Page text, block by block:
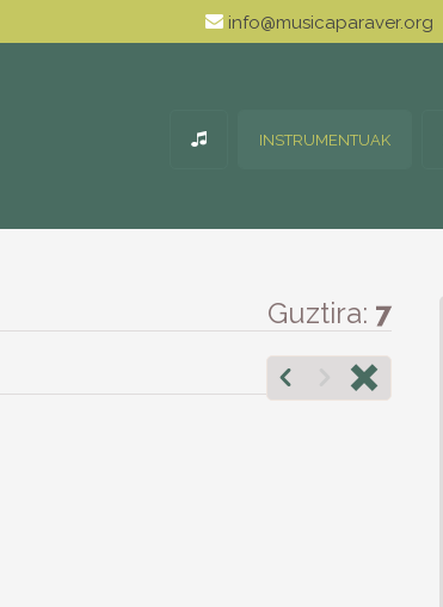
info@musicaparaver.org
INSTRUMENTUAK
Guztira: 7